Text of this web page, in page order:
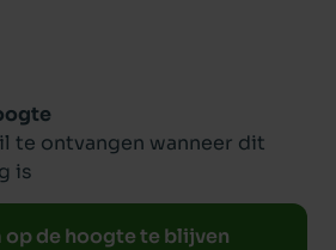
te ontvangen wanneer dit
is
op de hoogte te blijven